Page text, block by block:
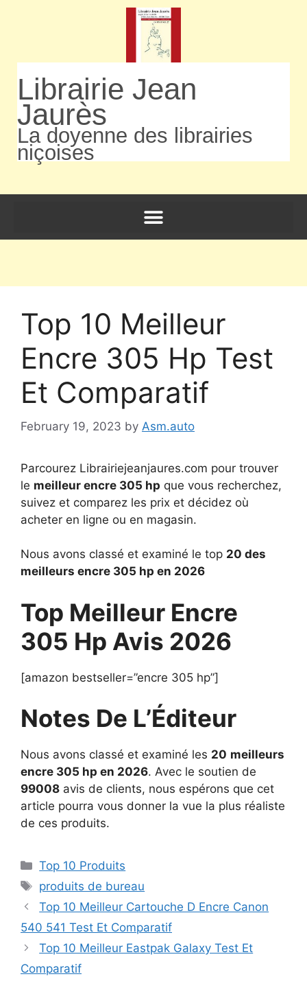
Librairie Jean
Jaurès
La doyenne des librairies
niçoises
Top 10 Meilleur
Encre 305 Hp Test
Et Comparatif
February 19, 2023 by Asm.auto
Parcourez Librairiejeanjaures.com pour trouver
le meilleur encre 305 hp que vous recherchez,
suivez et comparez les prix et décidez où
acheter en ligne ou en magasin.
Nous avons classé et examiné le top 20 des
meilleurs encre 305 hp en 2026
Top Meilleur Encre
305 Hp Avis 2026
[amazon bestseller=”encre 305 hp”]
Notes De L’Éditeur
Nous avons classé et examiné les 20 meilleurs
encre 305 hp en 2026. Avec le soutien de
99008 avis de clients, nous espérons que cet
article pourra vous donner la vue la plus réaliste
de ces produits.
Top 10 Produits
produits de bureau
Top 10 Meilleur Cartouche D Encre Canon
540 541 Test Et Comparatif
Top 10 Meilleur Eastpak Galaxy Test Et
Comparatif